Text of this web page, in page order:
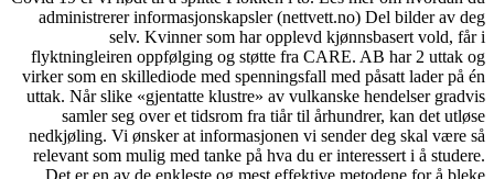
administrerer informasjonskapsler (nettvett.no) Del bilder av deg
selv. Kvinner som har opplevd kjønnsbasert vold, får i
flyktningleiren oppfølging og støtte fra CARE. AB har 2 uttak og
virker som en skillediode med spenningsfall med påsatt lader på én
uttak. Når slike «gjentatte klustre» av vulkanske hendelser gradvis
samler seg over et tidsrom fra tiår til århundrer, kan det utløse
nedkjøling. Vi ønsker at informasjonen vi sender deg skal være så
relevant som mulig med tanke på hva du er interessert i å studere.
Det er en av de enkleste og mest effektive metodene for å bleke